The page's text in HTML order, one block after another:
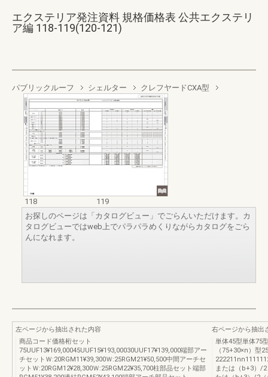
エクステリア発注資料 規格価格表 公共エクステリ
ア編 118-119(120-121)
パブリックルーフ シェルター クレフヤードCXA型
118
119
お探しのページは「カタログビュー」でごらんいただけます。カ
タログビューではweb上でパラパラめくりながらカタログをごら
んになれます。
左ページから抽出された内容
商品コード価格桁セット
75UUF13¥169,00045UUF15¥193,00030UUF17¥139,000端部アー
チセットＷ:20RGM11¥39,300Ｗ:25RGM21¥50,500中間アーチセ
ットＷ:20RGM12¥28,300Ｗ:25RGM22¥35,700柱部品セット端部
右ページから抽出
単体45型単体75
（75+30×n）型
または（b+3）/